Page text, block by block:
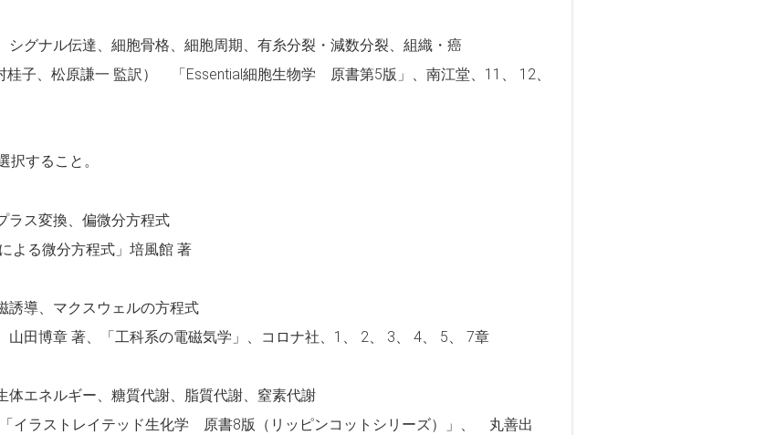
シグナル伝達、細胞骨格、細胞周期、有糸分裂・減数分裂、組織・癌
桂子、松原謙一 監訳） 「Essential細胞生物学 原書第5版」、南江堂、11、 12、
択すること。
ラス変換、偏微分方程式
よる微分方程式」培風館 著
誘導、マクスウェルの方程式
山田博章 著、「工科系の電磁気学」、コロナ社、1、 2、 3、 4、 5、 7章
体エネルギー、糖質代謝、脂質代謝、窒素代謝
「イラストレイテッド生化学 原書8版（リッピンコットシリーズ）」、 丸善出